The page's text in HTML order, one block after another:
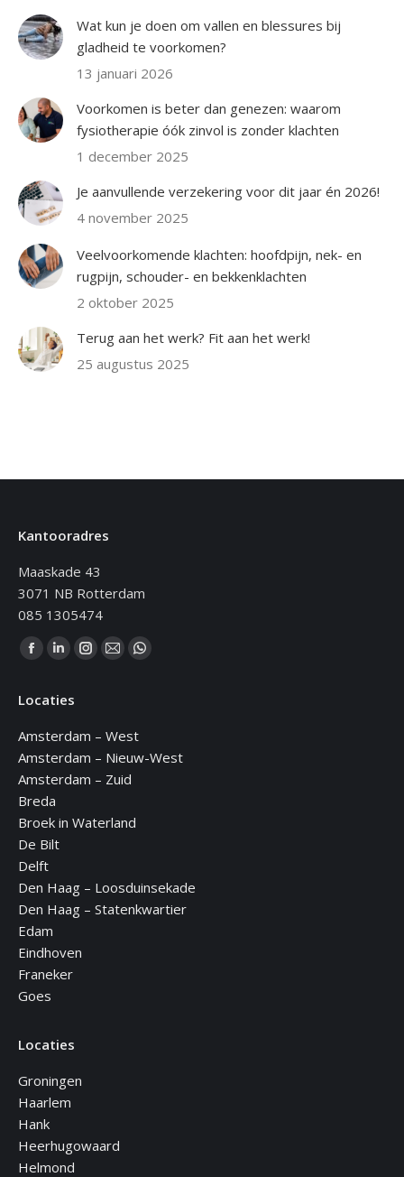
Wat kun je doen om vallen en blessures bij
gladheid te voorkomen?
13 januari 2026
Voorkomen is beter dan genezen: waarom
fysiotherapie óók zinvol is zonder klachten
1 december 2025
Je aanvullende verzekering voor dit jaar én 2026!
4 november 2025
Veelvoorkomende klachten: hoofdpijn, nek- en
rugpijn, schouder- en bekkenklachten
2 oktober 2025
Terug aan het werk? Fit aan het werk!
25 augustus 2025
Kantooradres
Maaskade 43
3071 NB Rotterdam
085 1305474
Vind ons op:
Facebook
opens
new
window
Linkedin
opens
new
window
Instagram
new
window
Mail
in
new
window
WhatsApp
new
Locaties
Amsterdam – West
Amsterdam – Nieuw-West
Amsterdam – Zuid
Breda
Broek in Waterland
De Bilt
Delft
Den Haag – Loosduinsekade
Den Haag – Statenkwartier
Edam
Eindhoven
Franeker
Goes
Locaties
Groningen
Haarlem
Hank
Heerhugowaard
Helmond